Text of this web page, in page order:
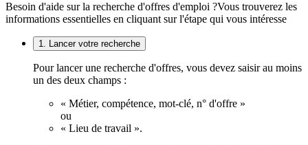
Besoin d'aide sur la recherche d'offres d'emploi ?Vous trouverez les
informations essentielles en cliquant sur l'étape qui vous intéresse
1. Lancer votre recherche
Pour lancer une recherche d'offres, vous devez saisir au moins
un des deux champs :
« Métier, compétence, mot-clé, n° d'offre »
ou
« Lieu de travail ».